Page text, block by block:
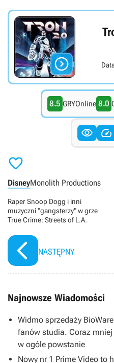

8.5 GRYOnline 8.0
 

DisneyMonolith Productions
Raper Snoop Dogg i inni
muzyczni "gangsterzy" w grze
True Crime: Streets of L.A.
NASTĘPNY
Najnowsze Wiadomości
Widmo sprzedaży
fanów studia. Coraz
w ogóle powstanie
Nowy nr 1 Prime Video to